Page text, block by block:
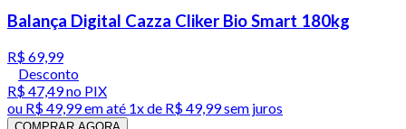
Balança Digital Cazza Cliker Bio Smart 180kg
R$ 69,99
Desconto
R$ 47,49no PIX
ou R$ 49,99em até 1x de R$ 49,99sem juros